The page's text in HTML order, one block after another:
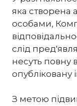
яка створена
особами,
слід
несуть повну
опубліковану
З метою